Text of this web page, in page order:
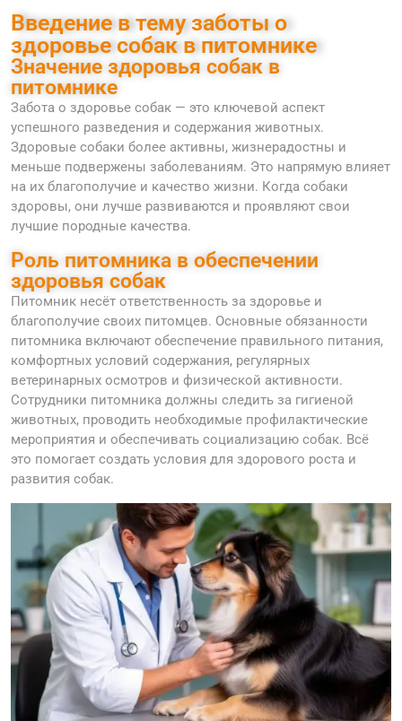
Введение в тему заботы о
здоровье собак в питомнике
Значение здоровья собак в
питомнике
Забота о здоровье собак — это ключевой аспект
успешного разведения и содержания животных.
Здоровые собаки более активны, жизнерадостны и
меньше подвержены заболеваниям. Это напрямую влияет
на их благополучие и качество жизни. Когда собаки
здоровы, они лучше развиваются и проявляют свои
лучшие породные качества.
Роль питомника в обеспечении
здоровья собак
Питомник несёт ответственность за здоровье и
благополучие своих питомцев. Основные обязанности
питомника включают обеспечение правильного питания,
комфортных условий содержания, регулярных
ветеринарных осмотров и физической активности.
Сотрудники питомника должны следить за гигиеной
животных, проводить необходимые профилактические
мероприятия и обеспечивать социализацию собак. Всё
это помогает создать условия для здорового роста и
развития собак.